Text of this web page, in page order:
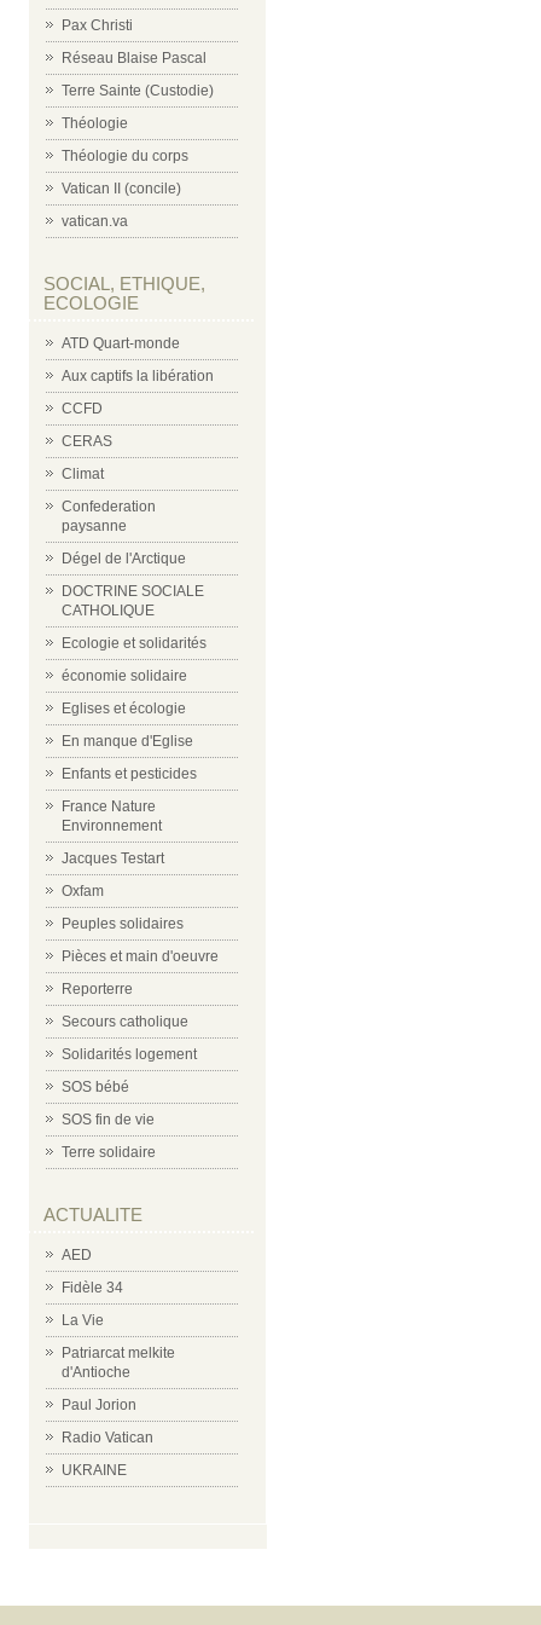
Pax Christi
Réseau Blaise Pascal
Terre Sainte (Custodie)
Théologie
Théologie du corps
Vatican II (concile)
vatican.va
SOCIAL, ETHIQUE,
ECOLOGIE
ATD Quart-monde
Aux captifs la libération
CCFD
CERAS
Climat
Confederation
paysanne
Dégel de l'Arctique
DOCTRINE SOCIALE
CATHOLIQUE
Ecologie et solidarités
économie solidaire
Eglises et écologie
En manque d'Eglise
Enfants et pesticides
France Nature
Environnement
Jacques Testart
Oxfam
Peuples solidaires
Pièces et main d'oeuvre
Reporterre
Secours catholique
Solidarités logement
SOS bébé
SOS fin de vie
Terre solidaire
ACTUALITE
AED
Fidèle 34
La Vie
Patriarcat melkite
d'Antioche
Paul Jorion
Radio Vatican
UKRAINE